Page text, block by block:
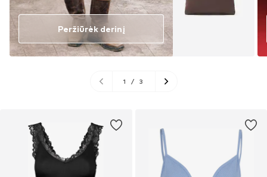
Peržiūrėk derinį
1 / 3